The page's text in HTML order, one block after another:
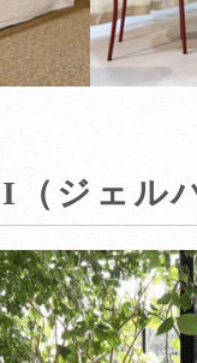
（ジェル